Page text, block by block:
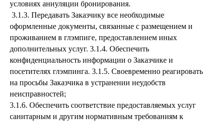
условиях аннуляции бронирования.
3.1.3. Передавать Заказчику все необходимые
оформленные документы, связанные с размещением и
проживанием в глэмпиге, предоставлением иных
дополнительных услуг. 3.1.4. Обеспечить
конфиденциальность информации о Заказчике и
посетителях глэмпинга. 3.1.5. Своевременно реагировать
на просьбы Заказчика в устранении неудобств
неисправностей;
3.1.6. Обеспечить соответствие предоставляемых услуг
санитарным и другим нормативным требованиям к